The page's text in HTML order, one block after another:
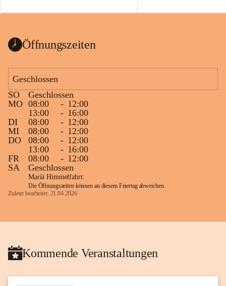
Wanduhr (!) benutzt und
Öffnungszeiten
Geschlossen
SO
Geschlossen
MO 08:00 - 12:00
13:00
- 16:00
DI
08:00 - 12:00
MI
08:00 - 12:00
DO
08:00 - 12:00
13:00
- 16:00
FR
08:00 - 12:00
SA
Geschlossen
Mariä Himmelfahrt:
Die Öffnungszeiten können an diesem Feiertag abweichen.
Zuletzt bearbeitet: 21.04.2026
Kommende Veranstaltungen